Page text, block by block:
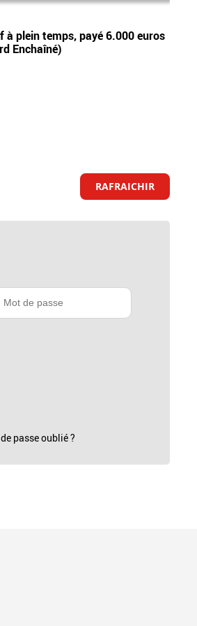
plein temps, payé 6.000 euros
Enchaîné)
RAFRAICHIR
passe oublié ?